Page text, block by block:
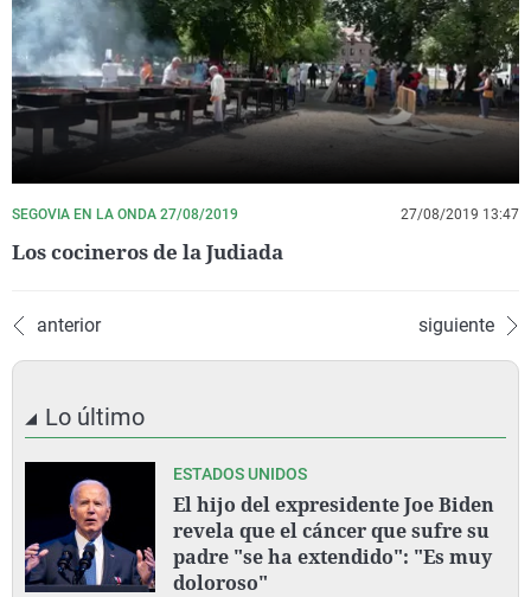
SEGOVIA EN LA ONDA 27/08/2019 27/08/2019 13:47
Los cocineros de la Judiada
anterior siguiente
Lo último
ESTADOS UNIDOS
El hijo del expresidente Joe Biden
revela que el cáncer que sufre su
padre "se ha extendido": "Es muy
doloroso"